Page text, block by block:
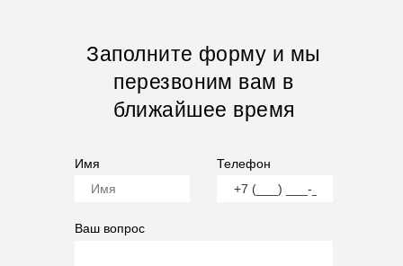
Заполните форму и мы
перезвоним вам в
ближайшее время
Имя Телефон
Ваш вопрос